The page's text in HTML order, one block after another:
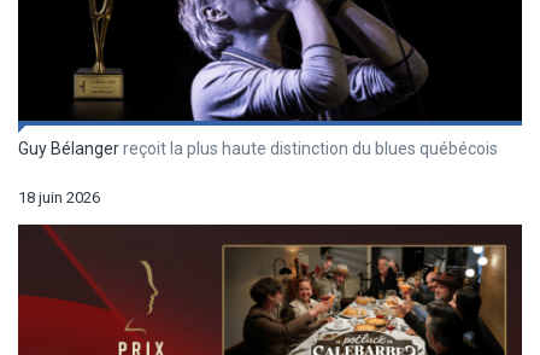
Guy Bélangerreçoit la plus haute distinction du blues québécois
18 juin 2026